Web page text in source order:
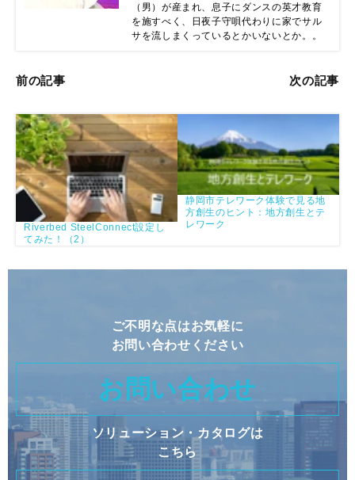
（男）が産まれ、息子にダンスの英才教育
を施すべく、日夜子守唄代わりに家でサル
サを流しまくっているとかいないとか。。
前の記事
Riverbed SteelConnect設定し
てみた！（2）
次の記事
静岡市テレワーク体験で見る地
方創生のヒント：地方創生とテ
レワーク
ご不明な点はお気軽に
お問い合わせください
お問い合わせ
ソリューション・カタログは
こちら